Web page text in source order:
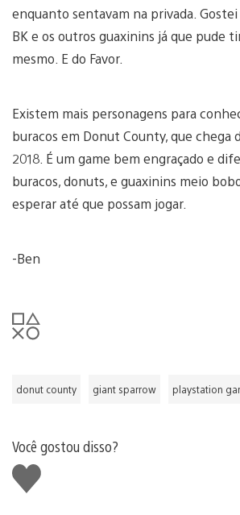
enquanto sentavam na privada.
BK e os outros guaxinins já que pude
mesmo. E do Favor.
Existem mais personagens para
buracos em Donut County, que chega
2018. É um game bem engraçado e
buracos, donuts, e guaxinins meio
esperar até que possam jogar.
-Ben
donut county giant sparrow playstation
Você gostou disso?
Curtir